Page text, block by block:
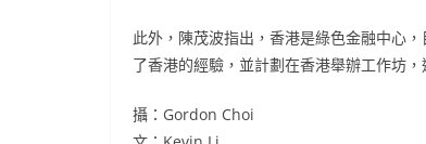
此外，陳茂波指出，香港是綠色金融中心
了香港的經驗，並計劃在香港舉辦工作坊
攝：Gordon Choi